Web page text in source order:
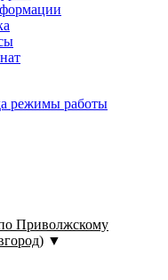
режимы работы
Приволжскому
▼